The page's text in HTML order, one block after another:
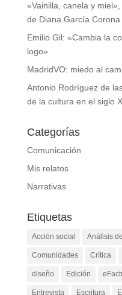
«Vainilla, canela y
de Diana García Corona
Emilio Gil: «Cambia la
logo»
MadridVO: miedo al
Antonio Rodríguez de
de la cultura en el siglo
Categorías
Comunicación
Mis relatos
Narrativas
Etiquetas
Acción social Análisis
Comunidades Crítica
diseño Edición
Entrevista Escritura